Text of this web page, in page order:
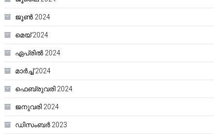
ജൂൺ 2024
മെയ്‌ 2024
ഏപ്രിൽ 2024
മാർച്ച്‌ 2024
ഫെബ്രുവരി 2024
ജനുവരി 2024
ഡിസംബർ 2023